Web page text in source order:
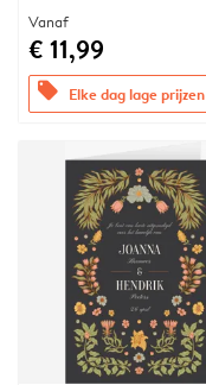
Vanaf
€ 11,99
offers Elke dag lage prijzen